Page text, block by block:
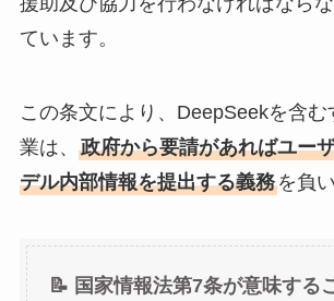
ています。
この条文により、DeepSeekを含
業は、 政府から要請があればユー
デル内部情報を提出する義務を負
📝 国家情報法第7条が意味する